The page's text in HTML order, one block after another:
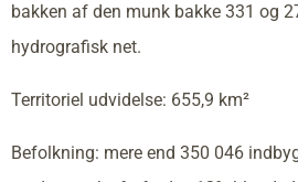
bakken af den munk bakke 331 og
hydrografisk net.
Territoriel udvidelse: 655,9 km²
Befolkning: mere end 350 046